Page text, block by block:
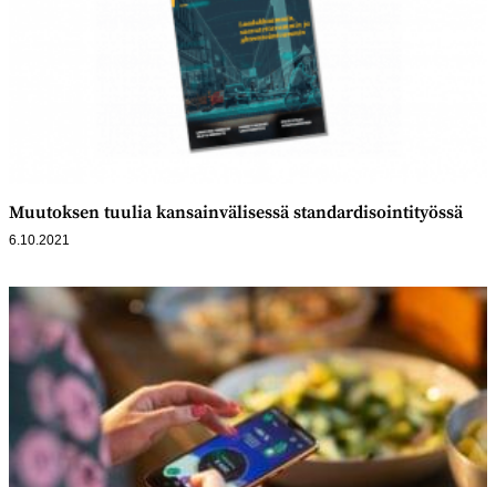
Muutoksen tuulia kansainvälisessä standardisointityössä
6.10.2021